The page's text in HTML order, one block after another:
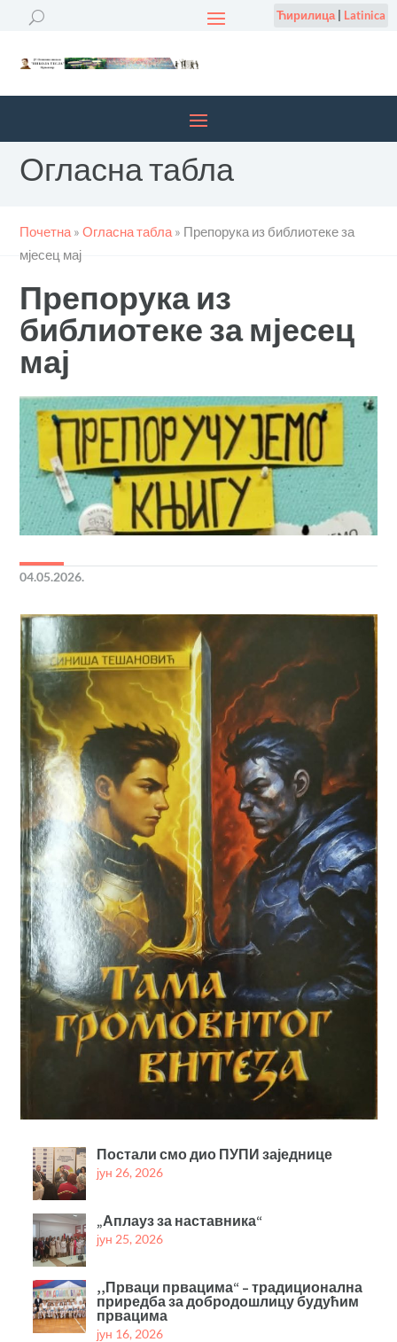
Ћирилица| Latinica
Огласна табла
Почетна »Огласна табла » Препорука из библиотеке за
мјесец мај
Препорука из
библиотеке за мјесец
мај
04.05.2026.
Постали смо дио ПУПИ заједнице
јун 26, 2026
„Аплауз за наставника“
јун 25, 2026
,,Прваци првацима“ – традиционална
приредба за добродошлицу будућим
првацима
јун 16, 2026